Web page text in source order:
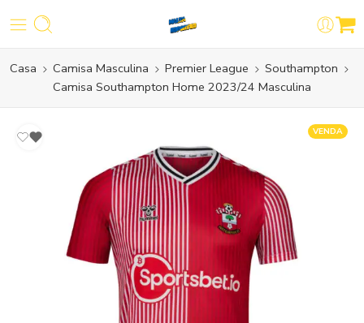
Casa Camisa Masculina Premier League
Southampton
Camisa Southampton Home 2023/24 Masculina
VENDA